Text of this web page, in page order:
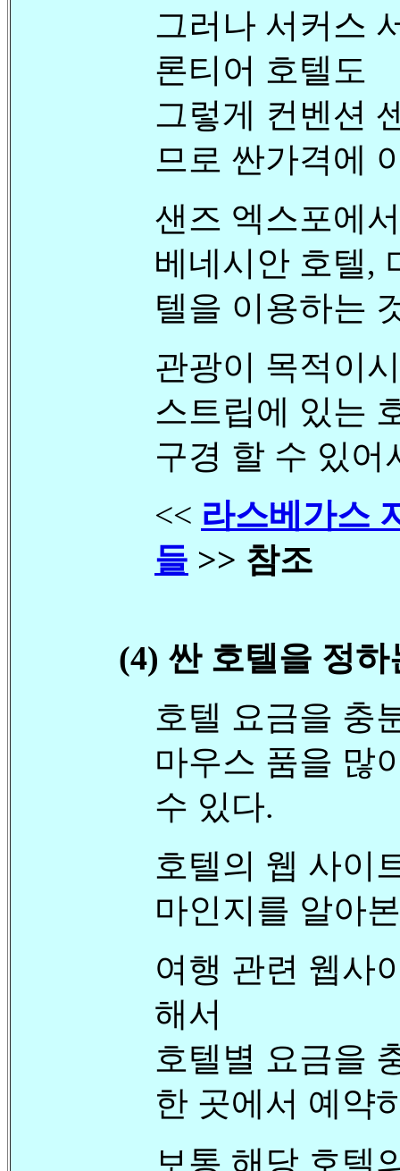
그러나 서커스
론티어 호텔도
그렇게 컨벤션
므로 싼가격에
샌즈 엑스포에
베네시안 호텔,
텔을 이용하는
관광이 목적이
스트립에 있는
구경 할 수 있어
<< 라스베가스
들 >> 참조
(4) 싼 호텔을 정하
호텔 요금을 충
마우스 품을 많
수 있다.
호텔의 웹 사이
마인지를 알아
여행 관련 웹사
해서
호텔별 요금을
한 곳에서 예약
보통 해당 호텔